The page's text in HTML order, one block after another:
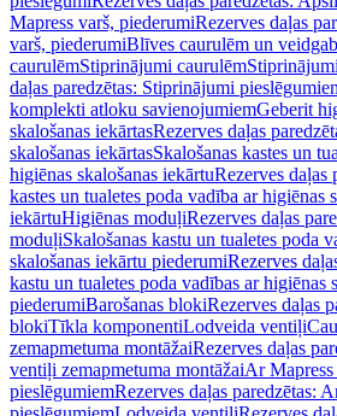
Mapress varš, piederumiRezerves daļas
varš, piederumiBlīves caurulēm un
caurulēmStiprinājumi caurulēm
daļas paredzētas: Stiprinājumi
komplekti atloku savienojumiemGeberit
skalošanas iekārtasRezerves daļas
skalošanas iekārtasSkalošanas kastes un
higiēnas skalošanas iekārtuRezerves daļas
kastes un tualetes poda vadība ar higiēnas
iekārtuHigiēnas moduļiRezerves daļas
moduļiSkalošanas kastu un tualetes poda
skalošanas iekārtu piederumiRezerves
kastu un tualetes poda vadības ar higiēnas
piederumiBarošanas blokiRezerves daļas
blokiTīkla komponentiLodveida ventiļi
zemapmetuma montāžaiRezerves daļas
ventiļi zemapmetuma montāžaiAr Mapress
pieslēgumiemRezerves daļas paredzētas: